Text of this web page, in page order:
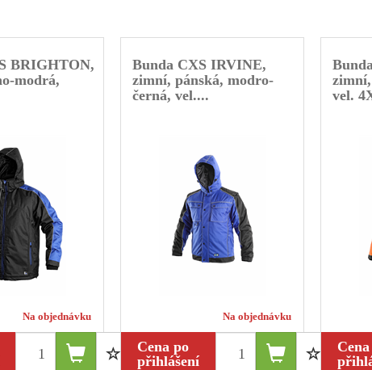
BRIGHTON,
modrá,
Na objednávku
Bunda CXS IRVINE,
zimní, pánská, modro-
černá, vel....
Na objednávku
Cena po
přihlášení
vel.